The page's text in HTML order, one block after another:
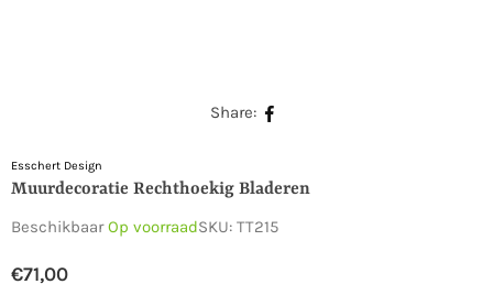
Share:
Esschert Design
Muurdecoratie Rechthoekig Bladeren
BeschikbaarOp voorraadSKU: TT215
Normale
€71,00